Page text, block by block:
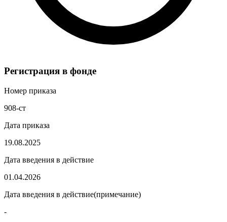
Регистрация в фонде
Номер приказа
908-ст
Дата приказа
19.08.2025
Дата введения в действие
01.04.2026
Дата введения в действие(примечание)
-